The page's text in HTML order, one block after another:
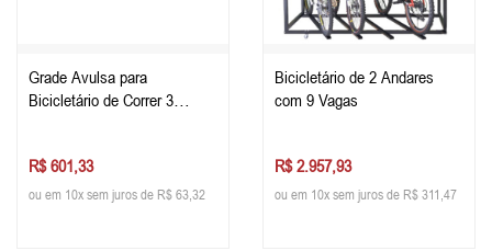
Grade Avulsa para
Bicicletário de Correr 3
R$ 601,33
ou em 10x sem juros de R$ 63,32
Bicicletário de 2 Andares
com 9 Vagas
R$ 2.957,93
ou em 10x sem juros de R$ 311,47